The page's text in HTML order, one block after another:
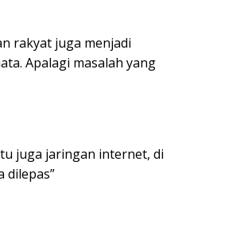
rakyat juga menjadi
Apalagi masalah yang
juga jaringan internet, di
dilepas”